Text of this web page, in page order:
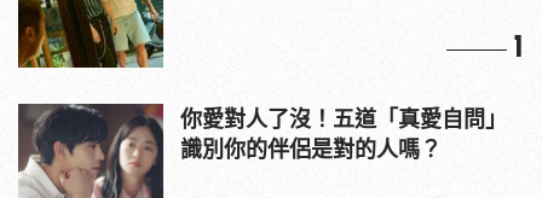
1
你愛對人了沒！五道「真愛自問」
識別你的伴侶是對的人嗎？